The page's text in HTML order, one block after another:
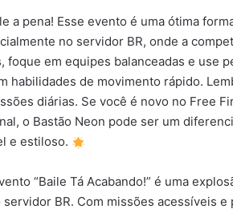
a pena! Esse evento é uma ótima
no servidor BR, onde a
foque em equipes balanceadas e use
habilidades de movimento rápido.
diárias. Se você é novo no Free
o Bastão Neon pode ser um
e estiloso.
“Baile Tá Acabando!” é uma
servidor BR. Com missões acessíveis